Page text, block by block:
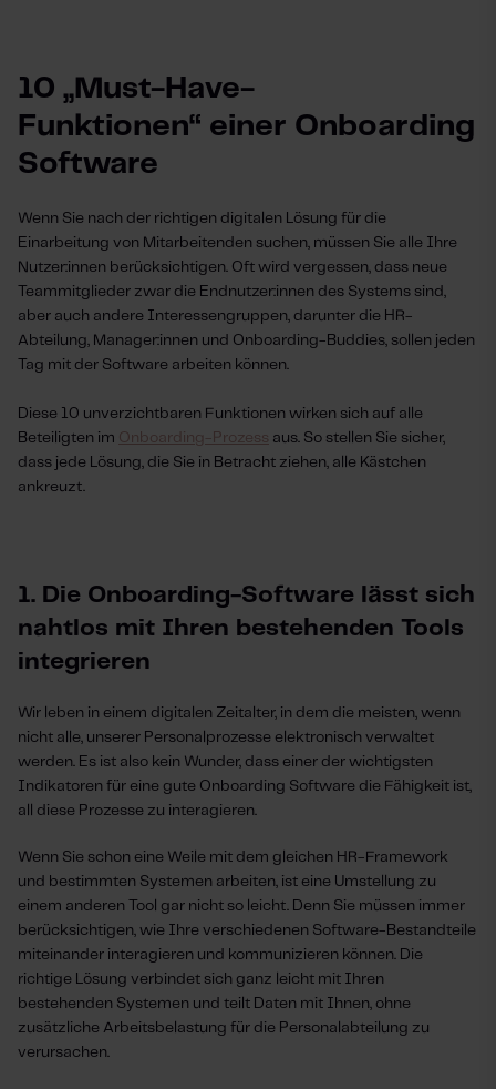
10 „„Must-Have-
Funktionen“ einer Onboarding
Software
Wenn Sie nach der richtigen digitalen Lösung für die
Einarbeitung von Mitarbeitenden suchen, müssen Sie alle Ihre
Nutzer:innen berücksichtigen. Oft wird vergessen, dass neue
Teammitglieder zwar die Endnutzer:innen des Systems sind,
aber auch andere Interessengruppen, darunter die HR-
Abteilung, Manager:innen und Onboarding-Buddies, sollen jeden
Tag mit der Software arbeiten können.
Diese 10 unverzichtbaren Funktionen wirken sich auf alle
Beteiligten im Onboarding-Prozess aus. So stellen Sie sicher,
dass jede Lösung, die Sie in Betracht ziehen, alle Kästchen
ankreuzt.
1. Die Onboarding-Software lässt sich
nahtlos mit Ihren bestehenden Tools
integrieren
Wir leben in einem digitalen Zeitalter, in dem die meisten, wenn
nicht alle, unserer Personalprozesse elektronisch verwaltet
werden. Es ist also kein Wunder, dass einer der wichtigsten
Indikatoren für eine gute Onboarding Software die Fähigkeit ist,
all diese Prozesse zu interagieren.
Wenn Sie schon eine Weile mit dem gleichen HR-Framework
und bestimmten Systemen arbeiten, ist eine Umstellung zu
einem anderen Tool gar nicht so leicht. Denn Sie müssen immer
berücksichtigen, wie Ihre verschiedenen Software-Bestandteile
miteinander interagieren und kommunizieren können. Die
richtige Lösung verbindet sich ganz leicht mit Ihren
bestehenden Systemen und teilt Daten mit Ihnen, ohne
zusätzliche Arbeitsbelastung für die Personalabteilung zu
verursachen.